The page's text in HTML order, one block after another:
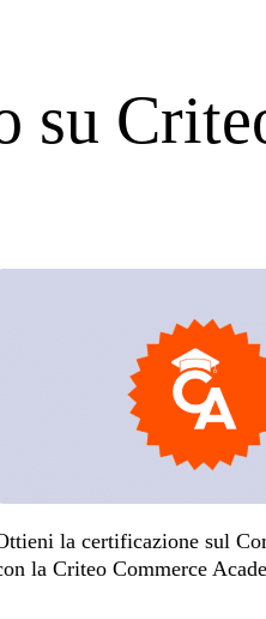
su
la certificazione sul
la Criteo Commerce